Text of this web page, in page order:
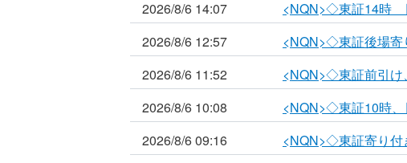
2026/8/6 14:07
<NQN>◇東証14時
2026/8/6 12:57
<NQN>◇東証後場
2026/8/6 11:52
<NQN>◇東証前引
2026/8/6 10:08
<NQN>◇東証10時
2026/8/6 09:16
<NQN>◇東証寄り